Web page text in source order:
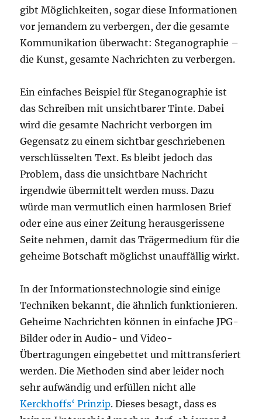
gibt Möglichkeiten, sogar diese Informationen
vor jemandem zu verbergen, der die gesamte
Kommunikation überwacht: Steganographie –
die Kunst, gesamte Nachrichten zu verbergen.
Ein einfaches Beispiel für Steganographie ist
das Schreiben mit unsichtbarer Tinte. Dabei
wird die gesamte Nachricht verborgen im
Gegensatz zu einem sichtbar geschriebenen
verschlüsselten Text. Es bleibt jedoch das
Problem, dass die unsichtbare Nachricht
irgendwie übermittelt werden muss. Dazu
würde man vermutlich einen harmlosen Brief
oder eine aus einer Zeitung herausgerissene
Seite nehmen, damit das Trägermedium für die
geheime Botschaft möglichst unauffällig wirkt.
In der Informationstechnologie sind einige
Techniken bekannt, die ähnlich funktionieren.
Geheime Nachrichten können in einfache JPG-
Bilder oder in Audio- und Video-
Übertragungen eingebettet und mittransferiert
werden. Die Methoden sind aber leider noch
sehr aufwändig und erfüllen nicht alle
Kerckhoffs‘ Prinzip. Dieses besagt, dass es